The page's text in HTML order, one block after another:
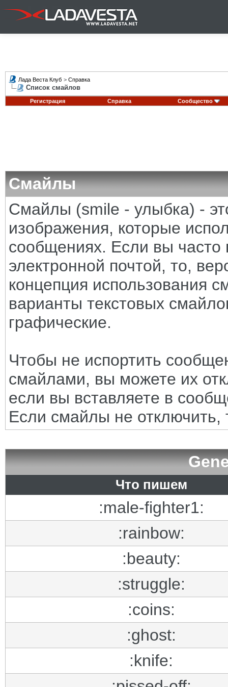
Лада Веста Клуб > Справка
Список смайлов
Регистрация Справка Сообщество
Смайлы
Смайлы (smile - улыбка) -
изображения, которые
сообщениях. Если вы часто
электронной почтой, то,
концепция использования
варианты текстовых
графические.
Чтобы не испортить
смайлами, вы можете их
если вы вставляете в
Если смайлы не отключить,
Что пишем
:male-fighter1:
:rainbow:
:beauty:
:struggle:
:coins:
:ghost:
:knife: